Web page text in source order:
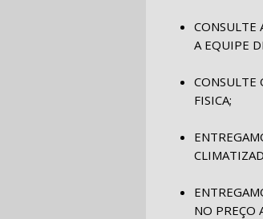
CONSULTE
A EQUIPE
CONSULTE
FISICA;
NO PREÇO